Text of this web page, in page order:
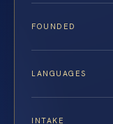
FOUNDED
LANGUAGES
INTAKE